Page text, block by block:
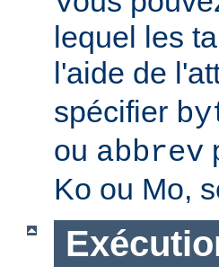
lequel les
l'aide de
spécifier
ou abbrev
Ko ou Mo,